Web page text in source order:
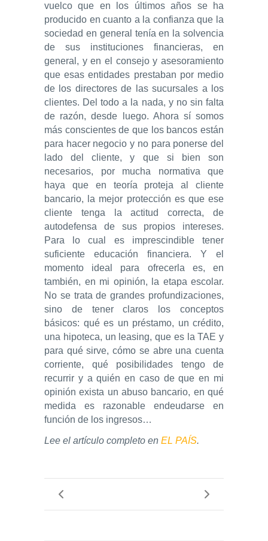
vuelco que en los últimos años se ha
producido en cuanto a la confianza que la
sociedad en general tenía en la solvencia
de sus instituciones financieras, en
general, y en el consejo y asesoramiento
que esas entidades prestaban por medio
de los directores de las sucursales a los
clientes. Del todo a la nada, y no sin falta
de razón, desde luego. Ahora sí somos
más conscientes de que los bancos están
para hacer negocio y no para ponerse del
lado del cliente, y que si bien son
necesarios, por mucha normativa que
haya que en teoría proteja al cliente
bancario, la mejor protección es que ese
cliente tenga la actitud correcta, de
autodefensa de sus propios intereses.
Para lo cual es imprescindible tener
suficiente educación financiera. Y el
momento ideal para ofrecerla es, en
también, en mi opinión, la etapa escolar.
No se trata de grandes profundizaciones,
sino de tener claros los conceptos
básicos: qué es un préstamo, un crédito,
una hipoteca, un leasing, que es la TAE y
para qué sirve, cómo se abre una cuenta
corriente, qué posibilidades tengo de
recurrir y a quién en caso de que en mi
opinión exista un abuso bancario, en qué
medida es razonable endeudarse en
función de los ingresos…
Lee el artículo completo en EL PAÍS.